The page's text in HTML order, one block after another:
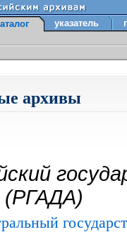
указатель
архивы
(РГАДА)